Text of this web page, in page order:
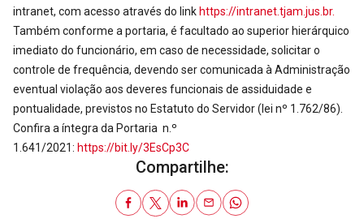
intranet, com acesso através do link https://intranet.tjam.jus.br.
Também conforme a portaria, é facultado ao superior hierárquico
imediato do funcionário, em caso de necessidade, solicitar o
controle de frequência, devendo ser comunicada à Administração
eventual violação aos deveres funcionais de assiduidade e
pontualidade, previstos no Estatuto do Servidor (lei nº 1.762/86).
Confira a íntegra da Portaria n.º
1.641/2021: https://bit.ly/3EsCp3C
Compartilhe: